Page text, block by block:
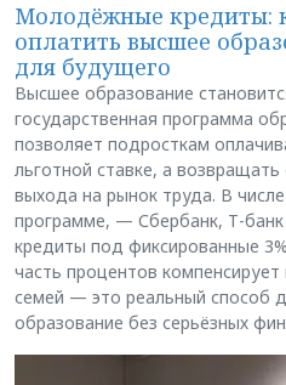
Молодёжные кредиты:
оплатить высшее
для будущего
Высшее образование
государственная программа
позволяет подросткам
льготной ставке, а
выхода на рынок труда. В
программе, — Сбербанк, Т-
кредиты под фиксированные
часть процентов
семей — это реальный способ
образование без серьёзных